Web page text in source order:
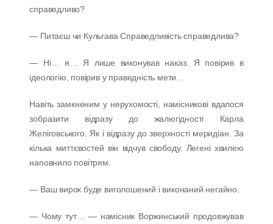
справедливо?
— Питаєш чи Кульгава Справедливість справедлива?
— Ні… я… Я лише виконував наказ. Я повірив в
ідеологію, повірив у праведність мети…
Навіть замкненим у нерухомості, намісникові вдалося
зобразити відразу до жалюгідності Карла
Желіговського. Як і відразу до зверхності меридіан. За
кілька миттєвостей він відчув свободу. Легені хвилею
наповнило повітрям.
— Ваш вирок буде виголошений і виконаний негайно.
— Чому тут… — намісник Воржинський продовжував